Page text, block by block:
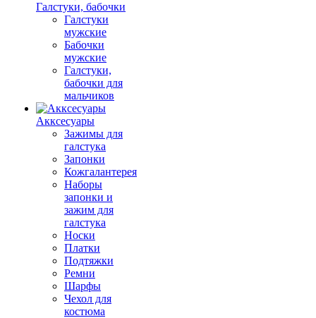
Галстуки, бабочки
Галстуки
мужские
Бабочки
мужские
Галстуки,
бабочки для
мальчиков
Акксесуары
Зажимы для
галстука
Запонки
Кожгалантерея
Наборы
запонки и
зажим для
галстука
Носки
Платки
Подтяжки
Ремни
Шарфы
Чехол для
костюма